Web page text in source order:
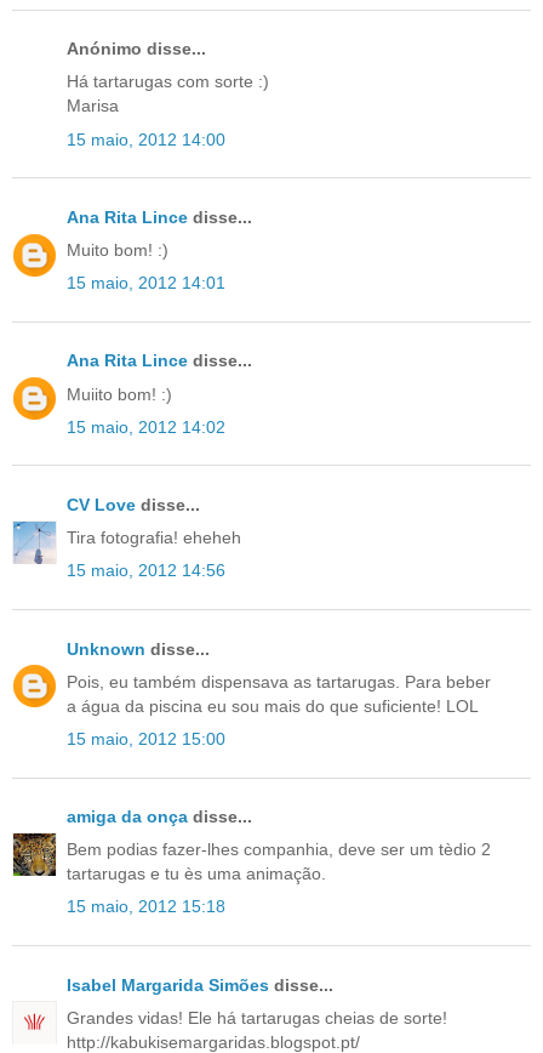
Anónimo disse...
Há tartarugas com sorte :)
Marisa
15 maio, 2012 14:00
Ana Rita Lince disse...
Muito bom! :)
15 maio, 2012 14:01
Ana Rita Lince disse...
Muiito bom! :)
15 maio, 2012 14:02
CV Love disse...
Tira fotografia! eheheh
15 maio, 2012 14:56
Unknown disse...
Pois, eu também dispensava as tartarugas. Para beber
a água da piscina eu sou mais do que suficiente! LOL
15 maio, 2012 15:00
amiga da onça disse...
Bem podias fazer-lhes companhia, deve ser um tèdio 2
tartarugas e tu ès uma animação.
15 maio, 2012 15:18
Isabel Margarida Simões disse...
Grandes vidas! Ele há tartarugas cheias de sorte!
http://kabukisemargaridas.blogspot.pt/